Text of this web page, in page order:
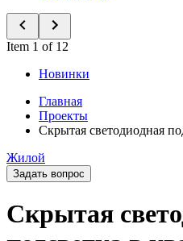
Item 1 of 12
Новинки
Главная
Проекты
Скрытая светодиодная
Жилой
Задать вопрос
Скрытая